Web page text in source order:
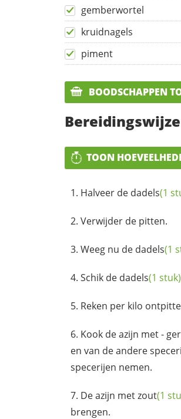
gemberwortel
kruidnagels
piment
BOODSCHAPPEN
Bereidingswijze
TOON
Halveer de dadels(1
Verwijder de pitten.
Weeg nu de dadels(1
Schik de dadels(1 stuk)
Reken per kilo ontpitte
Kook de azijn met -
en van de andere
specerijen nemen.
De azijn metzout(1
brengen.